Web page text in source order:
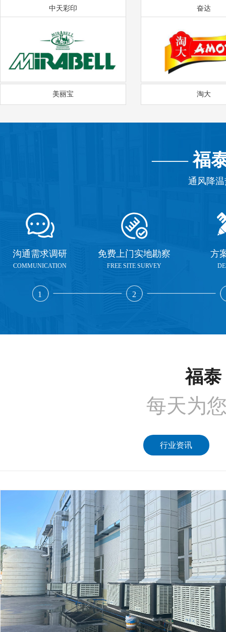
中天彩印 奋达
美丽宝 淘大
——福
通风降
沟通需求调研
COMMUNICATION
1
免费上门实地勘察
FREE SITE SURVEY
2
方
福泰
每天为
行业资讯